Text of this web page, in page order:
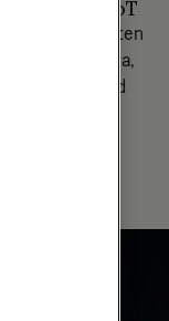
med IoT
boten
erbjuder säkra,
med